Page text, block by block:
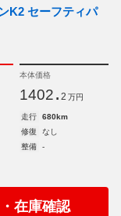
K2 セーフティパ
本体価格
1402. 2 万円
走行
680km
修復
なし
整備
-
在庫確認